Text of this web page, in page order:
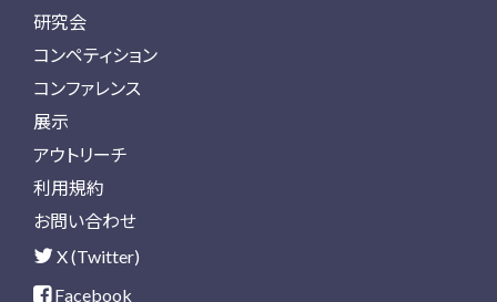
研究会
コンペティション
コンファレンス
展示
アウトリーチ
利用規約
お問い合わせ
X (Twitter)
Facebook